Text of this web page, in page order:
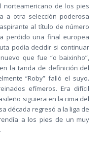
de los pies
a otra selección poderosa
al título de número
perdido una final europea
podía decidir si continuar
que fue “o baixinho”,
la tanda de definición del
“Roby” falló el suyo.
efímeros. Era difícil
siguiera en la cima del
década regresó a la liga de
a los pies de un muy
.